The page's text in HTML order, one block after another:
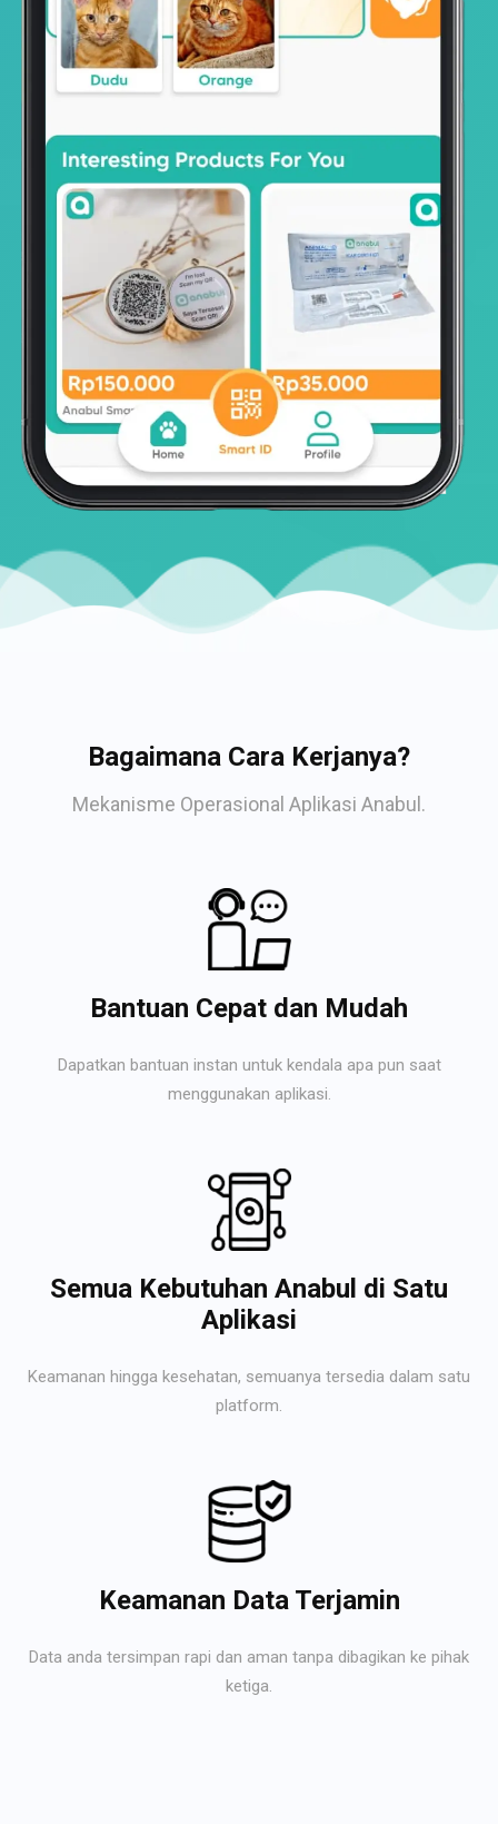
Bagaimana Cara Kerjanya?
Mekanisme Operasional Aplikasi Anabul.
Bantuan Cepat dan Mudah
Dapatkan bantuan instan untuk kendala apa pun saat
menggunakan aplikasi.
Semua Kebutuhan Anabul di Satu
Aplikasi
Keamanan hingga kesehatan, semuanya tersedia dalam satu
platform.
Keamanan Data Terjamin
Data anda tersimpan rapi dan aman tanpa dibagikan ke pihak
ketiga.